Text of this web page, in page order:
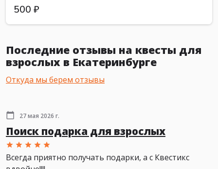
500 ₽
Последние отзывы на квесты для
взрослых в Екатеринбурге
Откуда мы берем отзывы
27 мая 2026 г.
Поиск подарка для взрослых
Всегда приятно получать подарки, а с Квестикс